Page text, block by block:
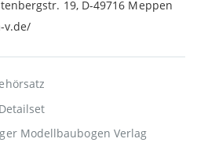
19, D-49716 Meppen
v.de/
Modellbaubogen Verlag